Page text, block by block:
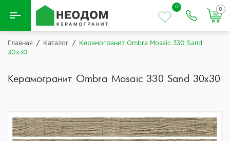
Назад
0
0
Главная / Каталог /
Керамогранит Ombra Mosaic 330 Sand
30x30
Керамогранит Ombra Mosaic 330 Sand 30x30